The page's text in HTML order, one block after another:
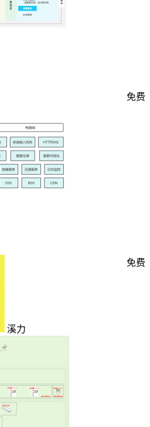
免费
溪力
免费